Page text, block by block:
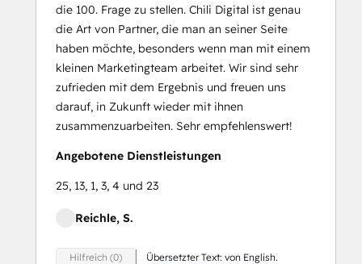
die 100. Frage zu stellen. Chili Digital ist genau
die Art von Partner, die man an seiner Seite
haben möchte, besonders wenn man mit einem
kleinen Marketingteam arbeitet. Wir sind sehr
zufrieden mit dem Ergebnis und freuen uns
darauf, in Zukunft wieder mit ihnen
zusammenzuarbeiten. Sehr empfehlenswert!
Angebotene Dienstleistungen
25, 13, 1, 3, 4 und 23
Reichle, S.
Hilfreich (0)
Übersetzter Text: von English.